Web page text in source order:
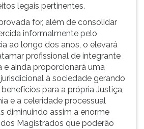
legais pertinentes.
for, além de consolidar
informalmente pelo
ao longo dos anos, o elevará
profissional de integrante
e ainda proporcionará uma
à sociedade gerando
para a própria Justiça,
e a celeridade processual
diminuindo assim a enorme
Magistrados que poderão